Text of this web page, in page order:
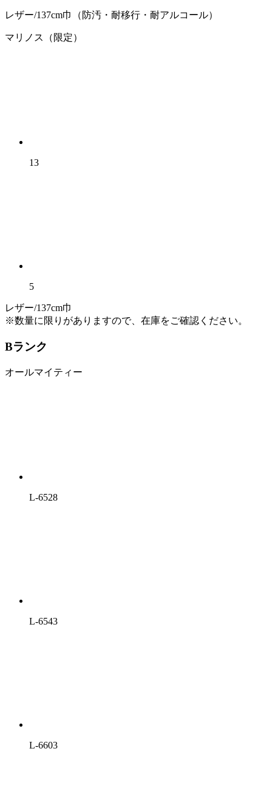
レザー/137cm巾（防汚・耐移行・耐アルコール）
マリノス（限定）
13
5
レザー/137cm巾
※数量に限りがありますので、在庫をご確認ください。
Bランク
オールマイティー
L-6528
L-6543
L-6603